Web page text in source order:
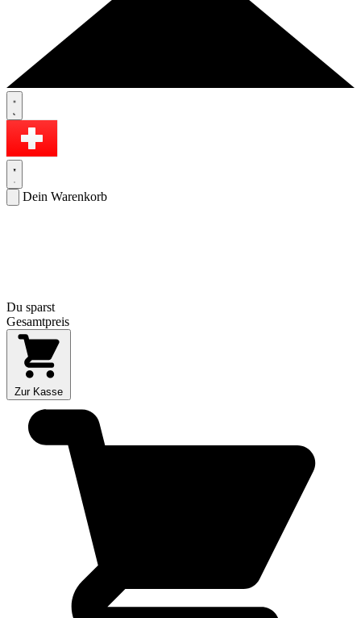
Dein Warenkorb
Du sparst
Gesamtpreis
Zur Kasse